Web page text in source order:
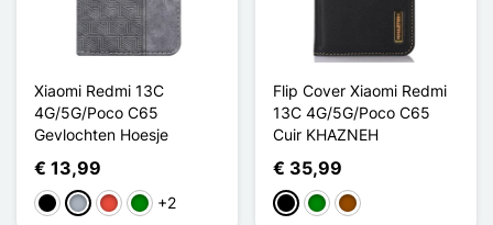
Xiaomi Redmi 13C
4G/5G/Poco C65
Gevlochten Hoesje
€ 13,99
ZwartGrijsRoodGroen
+2
Flip Cover Xiaomi Redmi
13C 4G/5G/Poco C65
Cuir KHAZNEH
€ 35,99
ZwartGroenBruin